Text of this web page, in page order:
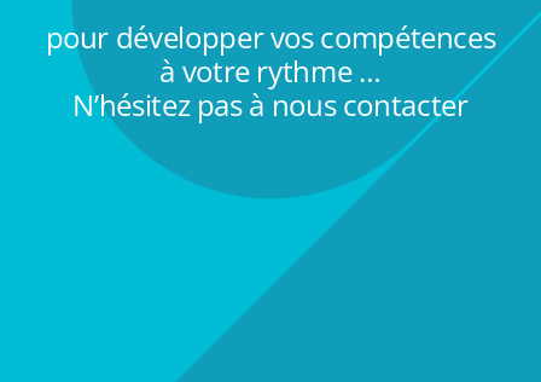
pour développer vos compétences
à votre rythme …
N’hésitez pas à nous contacter